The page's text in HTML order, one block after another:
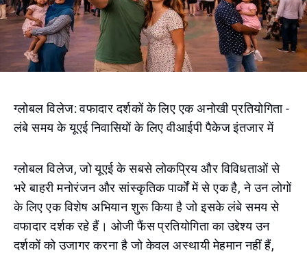
ग्लोबल विलेज: वफादार दर्शकों के लिए एक अनोखी प्रतियोगिता -
लंबे समय के यूएई निवासियों के लिए वीआईपी पैकेज इंतजार में
ग्लोबल विलेज, जो यूएई के सबसे लोकप्रिय और विविधताओं से
भरे बाहरी मनोरंजन और सांस्कृतिक पार्कों में से एक है, ने उन लोगों
के लिए एक विशेष अभियान शुरू किया है जो इसके लंबे समय से
वफादार दर्शक रहे हैं। ओजी फैंस प्रतियोगिता का उद्देश्य उन
दर्शकों को उजागर करना है जो केवल अस्थायी मेहमान नहीं हैं,